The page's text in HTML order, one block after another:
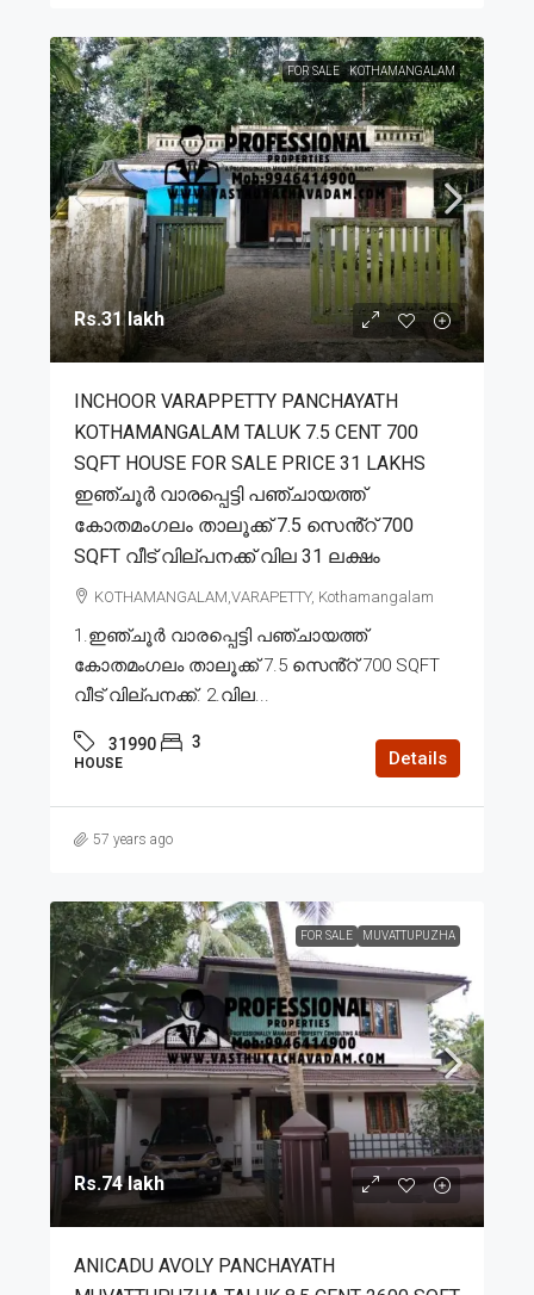
FOR SALE KOTHAMANGALAM
Rs.31 lakh
INCHOOR VARAPPETTY PANCHAYATH
KOTHAMANGALAM TALUK 7.5 CENT 700
SQFT HOUSE FOR SALE PRICE 31 LAKHS
ഇഞ്ചൂർ വാരപ്പെട്ടി പഞ്ചായത്ത്
കോതമംഗലം താലൂക്ക് 7.5 സെൻ്റ് 700
SQFT വീട് വില്പനക്ക് വില 31 ലക്ഷം
KOTHAMANGALAM,VARAPETTY, Kothamangalam
1.ഇഞ്ചൂർ വാരപ്പെട്ടി പഞ്ചായത്ത്
കോതമംഗലം താലൂക്ക് 7.5 സെൻ്റ് 700 SQFT
വീട് വില്പനക്ക്. 2.വില...
31990 3
HOUSE Details
57 years ago
FOR SALE MUVATTUPUZHA
Rs.74 lakh
ANICADU AVOLY PANCHAYATH